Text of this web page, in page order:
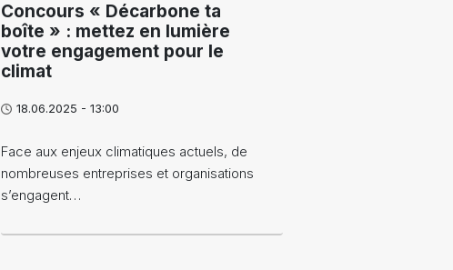
Concours « Décarbone ta
boîte » : mettez en lumière
votre engagement pour le
climat
18.06.2025 - 13:00
Face aux enjeux climatiques actuels, de
nombreuses entreprises et organisations
s’engagent…